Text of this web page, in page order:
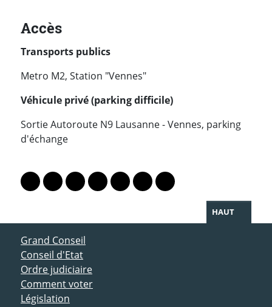
Accès
Transports publics
Metro M2, Station "Vennes"
Véhicule privé (parking difficile)
Sortie Autoroute N9 Lausanne - Vennes, parking
d'échange
Lien vers le profil Mastodon
Lien vers le profil Bluesky
Lien vers le profil Instagram
Lien vers le profil Linkedin
Lien vers le profil Facebook
Lien vers le profil Twitter
Partager par WhatsApp
HAUT
ACCÈS DIRECT
Grand Conseil
Conseil d'Etat
Ordre judiciaire
Comment voter
Législation